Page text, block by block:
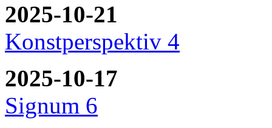
2025-10-21
Konstperspektiv 4
2025-10-17
Signum 6